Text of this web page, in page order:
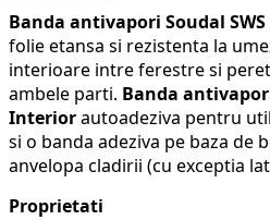
Banda antivapori Soudal
folie etansa si rezistenta la
interioare intre ferestre si
ambele parti. Banda
Interiorautoadeziva pentru
si o banda adeziva pe baza de
anvelopa cladirii (cu exceptia
Proprietati